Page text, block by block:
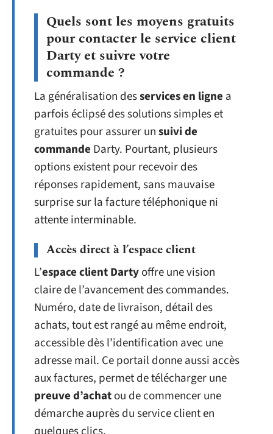
Quels sont les moyens gratuits
pour contacter le service client
Darty et suivre votre
commande ?
La généralisation desservices en ligne a
parfois éclipsé des solutions simples et
gratuites pour assurer unsuivi de
commande Darty. Pourtant, plusieurs
options existent pour recevoir des
réponses rapidement, sans mauvaise
surprise sur la facture téléphonique ni
attente interminable.
Accès direct à l’espace client
L’espace client Dartyoffre une vision
claire de l’avancement des commandes.
Numéro, date de livraison, détail des
achats, tout est rangé au même endroit,
accessible dès l’identification avec une
adresse mail. Ce portail donne aussi accès
aux factures, permet de télécharger une
preuve d’achatou de commencer une
démarche auprès du service client en